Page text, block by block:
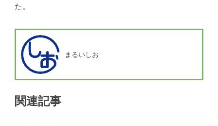
た。
まるいしお
関連記事